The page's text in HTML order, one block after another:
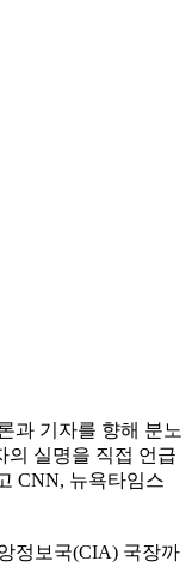
과 기자를 향해 분노
의 실명을 직접 언급
CNN, 뉴욕타임스
정보국(CIA) 국장까